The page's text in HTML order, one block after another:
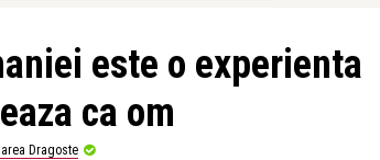
este o experienta
ca om
Dragoste